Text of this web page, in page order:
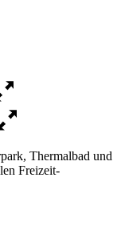
Thermalbad und
Freizeit-